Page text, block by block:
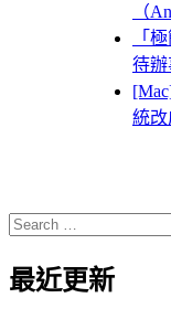
（
「
待辦
統
Search
for:
最近更新